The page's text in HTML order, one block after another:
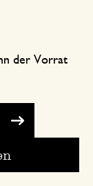
der Vorrat